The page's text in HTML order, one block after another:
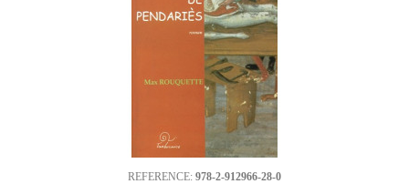
REFERENCE: 978-2-912966-28-0